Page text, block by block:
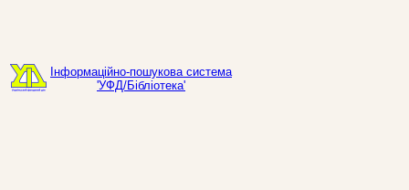
Інформаційно-пошукова система
'УФД/Бібліотека'